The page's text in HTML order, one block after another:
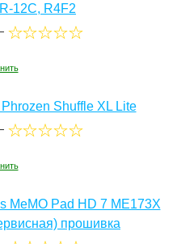
12C, R4F2
Shuffle XL Lite
MeMO Pad HD 7 ME173X
прошивка